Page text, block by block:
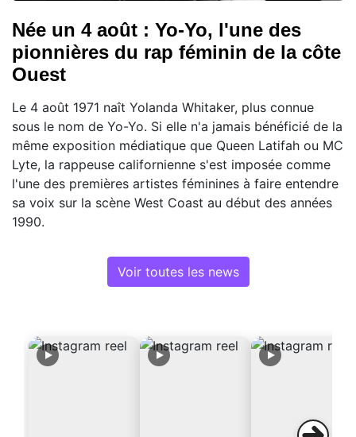
Née un 4 août : Yo-Yo, l'une des
pionnières du rap féminin de la côte
Ouest
Le 4 août 1971 naît Yolanda Whitaker, plus connue
sous le nom de Yo-Yo. Si elle n'a jamais bénéficié de la
même exposition médiatique que Queen Latifah ou MC
Lyte, la rappeuse californienne s'est imposée comme
l'une des premières artistes féminines à faire entendre
sa voix sur la scène West Coast au début des années
1990.
Voir toutes les news